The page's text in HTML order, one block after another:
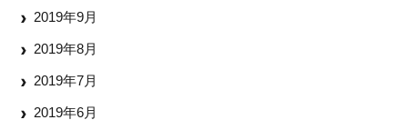
2019年9月
2019年8月
2019年7月
2019年6月